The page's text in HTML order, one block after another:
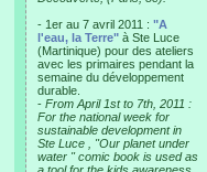
- 1er au 7 avril 2011 : "A
l'eau, la Terre" à Ste Luce
(Martinique) pour des ateliers
avec les primaires pendant la
semaine du développement
durable.
- From April 1st to 7th, 2011 :
For the national week for
sustainable development in
Ste Luce , "Our planet under
water " comic book is used as